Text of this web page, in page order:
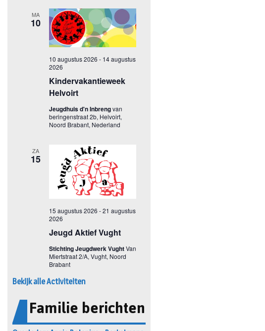
Bekijk alle Activiteiten
Familie berichten